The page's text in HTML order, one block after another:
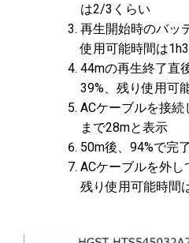
は2/3くらい
再生開始時のバッ
使用可能時間は
44mの再生終了直
39%、残り使用可
ACケーブルを接
まで28mと表示
50m後、94%で完
ACケーブルを外し
残り使用可能時間